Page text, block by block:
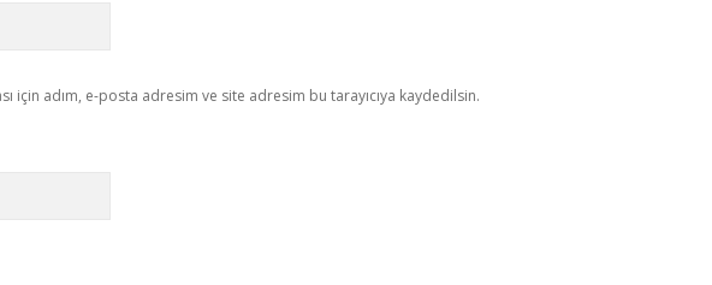
için adım, e-posta adresim ve site adresim bu tarayıcıya kaydedilsin.